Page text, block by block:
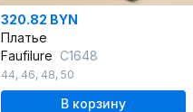
320.82 BYN
Платье
Faufilure C1648
44, 46, 48, 50
В корзину